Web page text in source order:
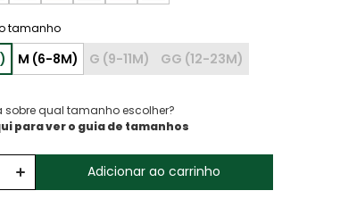
sobre qual tamanho escolher?
para ver o guia de tamanhos
Adicionar ao carrinho